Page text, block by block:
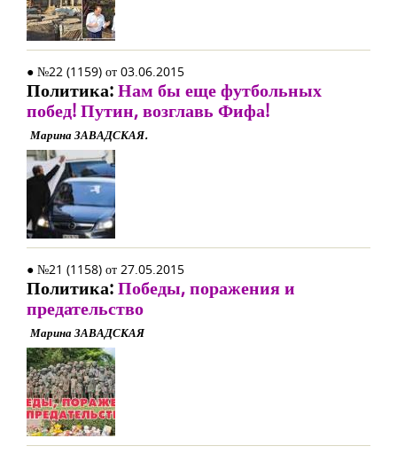
● №22 (1159) от 03.06.2015
Политика:Нам бы еще футбольных
побед! Путин, возглавь Фифа!
Марина ЗАВАДСКАЯ.
● №21 (1158) от 27.05.2015
Политика:Победы, поражения и
предательство
Марина ЗАВАДСКАЯ